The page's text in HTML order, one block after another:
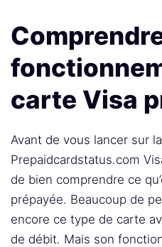
carte Visa
Avant de vous lancer sur
Prepaidcardstatus.com
de bien comprendre ce
prépayée. Beaucoup de
encore ce type de carte
de débit. Mais son